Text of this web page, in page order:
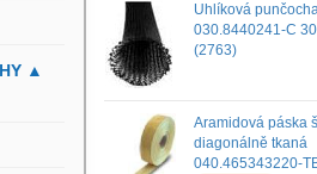
▲
Uhlíková
030.8440241-C
(2763)
Aramidová páska
diagonálně tkaná
040.465343220-